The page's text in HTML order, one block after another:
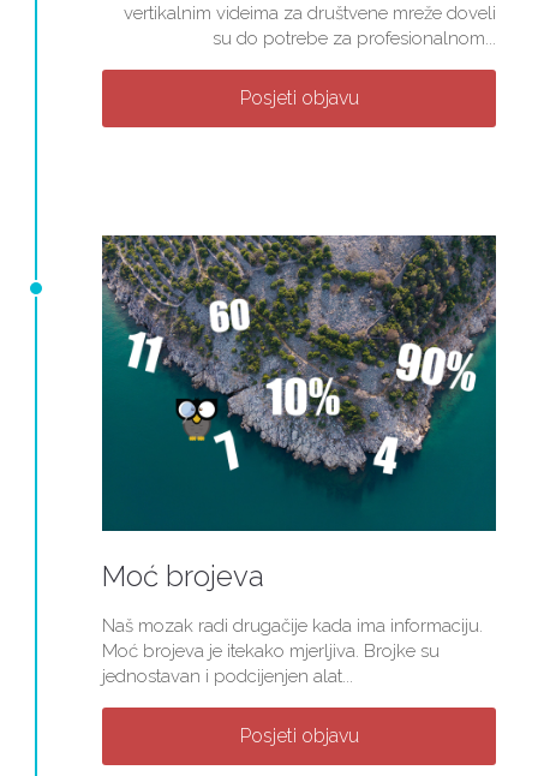
vertikalnim videima za društvene mreže doveli
su do potrebe za profesionalnom...
Posjeti objavu
Moć brojeva
Naš mozak radi drugačije kada ima informaciju.
Moć brojeva je itekako mjerljiva. Brojke su
jednostavan i podcijenjen alat...
Posjeti objavu